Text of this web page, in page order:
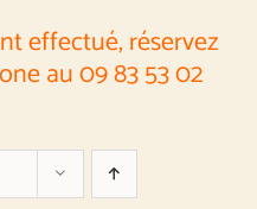
effectué, réservez
au 09 83 53 02